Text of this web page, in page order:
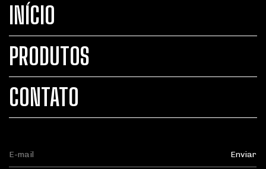
INÍCIO
PRODUTOS
CONTATO